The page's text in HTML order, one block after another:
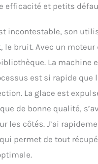
efficacité et petits
incontestable, son
le bruit. Avec un
La
est si rapide
La glace est
de bonne qualité,
les côtés. J’ai
permet de tout